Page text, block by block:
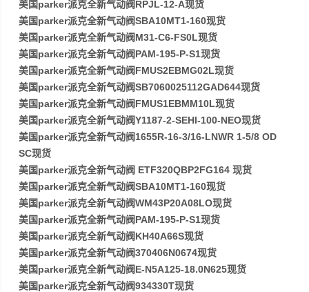
美国parker派克全新气动阀RPJL-12-A现货
美国parker派克全新气动阀SBA10MT1-160现货
美国parker派克全新气动阀M31-C6-FS0L现货
美国parker派克全新气动阀PAM-195-P-S1现货
美国parker派克全新气动阀FMUS2EBMG02L现货
美国parker派克全新气动阀SB7060025112GAD644现货
美国parker派克全新气动阀FMUS1EBMM10L现货
美国parker派克全新气动阀Y1187-2-SEHI-100-NEO现货
美国parker派克全新气动阀1655R-16-3/16-LNWR 1-5/8 OD
SC现货
美国parker派克全新气动阀 ETF320QBP2FG164 现货
美国parker派克全新气动阀SBA10MT1-160现货
美国parker派克全新气动阀WM43P20A08LO现货
美国parker派克全新气动阀PAM-195-P-S1现货
美国parker派克全新气动阀KH40A66S现货
美国parker派克全新气动阀370406N0674现货
美国parker派克全新气动阀E-N5A125-18.0N625现货
美国parker派克全新气动阀934330T现货